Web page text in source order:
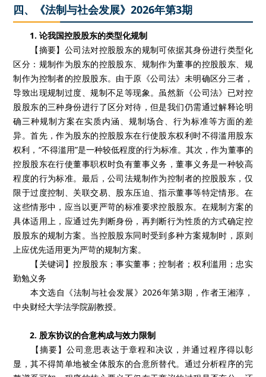
四、《法制与社会发展》2026年第3期
1. 论我国控股股东的类型化规制
【摘要】公司法对控股股东的规制可依据其身份进行类型化
区分：规制作为股东的控股股东、规制作为董事的控股股东、规
制作为控制者的控股股东。由于原《公司法》未明确区分三者，
导致出现规制过度、规制不足等现象。虽然新《公司法》已对控
股股东的三种身份进行了区分对待，但是我们仍需通过解释论明
确三种规制方案在实质内涵、规制场合、行为标准等方面的差
异。首先，作为股东的控股股东在行使股东权利时不得滥用股东
权利，“不得滥用”是一种较低程度的行为标准。其次，作为董事的
控股股东在行使董事职权时负有董事义务，董事义务是一种较高
程度的行为标准。最后，公司法规制作为控制者的控股股东，仅
限于过度控制、关联交易、股东压迫、指示董事等特定情形。在
这些情形中，应当以更严苛的标准要求控股股东。在规制方案的
具体适用上，应通过先判断身份，再判断行为性质的方式确定控
股股东的规制方案。当控股股东同时受到多种方案规制时，原则
上应优先适用更为严苛的规制方案。
【关键词】控股股东；事实董事；控制者；权利滥用；忠实
勤勉义务
本文选自《法制与社会发展》2026年第3期，作者王湘淳，
中央财经大学法学院副教授。
2. 股东协议的合意构成与效力限制
【摘要】公司意思表达于章程和决议，并通过程序得以彰
显，其不得简单地被全体股东的合意所替代。通过分析程序的完